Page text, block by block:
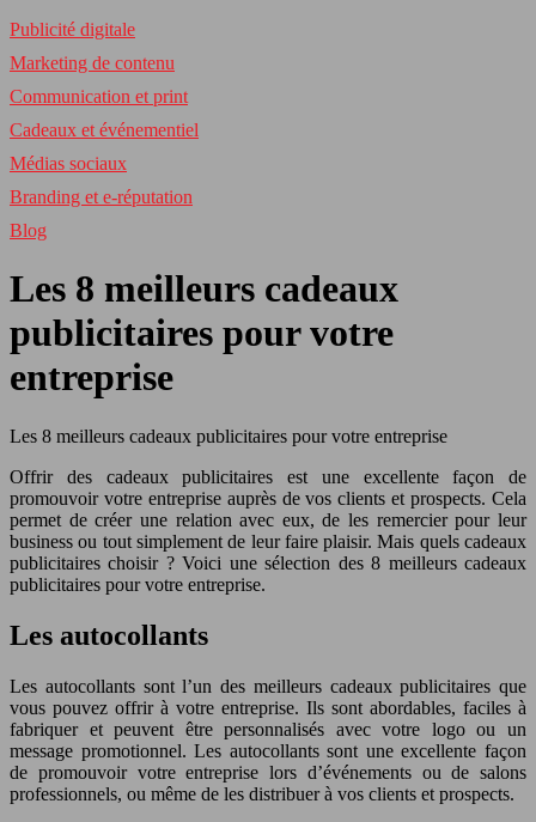
Publicité digitale
Marketing de contenu
Communication et print
Cadeaux et événementiel
Médias sociaux
Branding et e-réputation
Blog
Les 8 meilleurs cadeaux
publicitaires pour votre
entreprise
Les 8 meilleurs cadeaux publicitaires pour votre entreprise
Offrir des cadeaux publicitaires est une excellente façon de
promouvoir votre entreprise auprès de vos clients et prospects. Cela
permet de créer une relation avec eux, de les remercier pour leur
business ou tout simplement de leur faire plaisir. Mais quels cadeaux
publicitaires choisir ? Voici une sélection des 8 meilleurs cadeaux
publicitaires pour votre entreprise.
Les autocollants
Les autocollants sont l’un des meilleurs cadeaux publicitaires que
vous pouvez offrir à votre entreprise. Ils sont abordables, faciles à
fabriquer et peuvent être personnalisés avec votre logo ou un
message promotionnel. Les autocollants sont une excellente façon
de promouvoir votre entreprise lors d’événements ou de salons
professionnels, ou même de les distribuer à vos clients et prospects.